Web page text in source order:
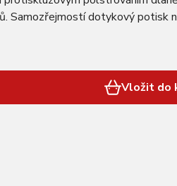
Samozřejmostí dotykový potisk
Vložit do